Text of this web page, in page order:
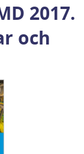
2017.
och